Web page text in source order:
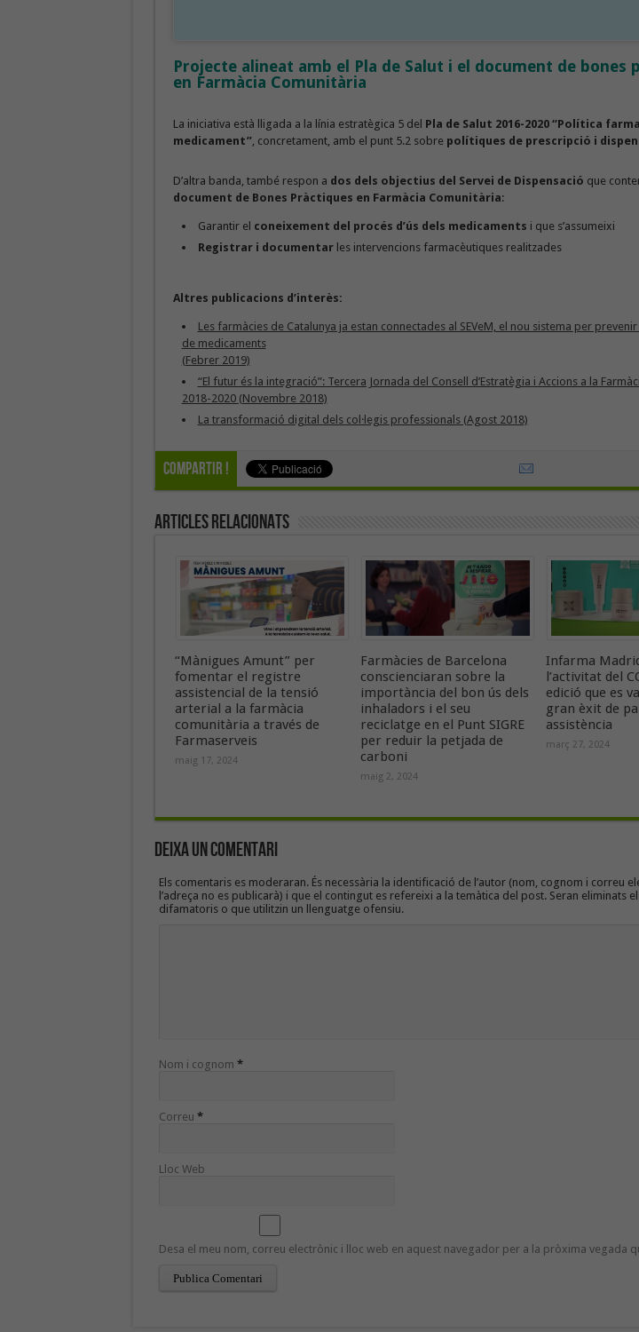
Projecte alineat amb el Pla de Salut i el document de bones
en Farmàcia Comunitària
La iniciativa està lligada a la línia estratègica 5 del Pla de Salut 2016-2020 “Política
medicament”, concretament, amb el punt 5.2 sobre polítiques de prescripció i
D’altra banda, també respon a dos dels objectius del Servei de Dispensació que
document de Bones Pràctiques en Farmàcia Comunitària:
Garantir el coneixement del procés d’ús dels medicaments i que s’assumeixi
Registrar i documentarles intervencions farmacèutiques realitzades
Altres publicacions d’interès:
Les farmàcies de Catalunya ja estan connectades al SEVeM, el nou sistema per
de medicaments
(Febrer 2019)
“El futur és la integració”: Tercera Jornada del Consell d’Estratègia i Accions a la
2018-2020 (Novembre 2018)
La transformació digital dels col·legis professionals (Agost 2018)
Compartir !
Articles Relacionats
“Mànigues Amunt” per
fomentar el registre
assistencial de la tensió
arterial a la farmàcia
comunitària a través de
Farmaserveis
maig 17, 2024
Farmàcies de Barcelona
conscienciaran sobre la
importància del bon ús dels
inhaladors i el seu
reciclatge en el Punt SIGRE
per reduir la petjada de
carboni
maig 2, 2024
Infarma
l’activitat del
edició que es
gran èxit de
assistència
març 27, 2024
Deixa un Comentari
Els comentaris es moderaran. És necessària la identificació de l’autor (nom, cognom i correu
l’adreça no es publicarà) i que el contingut es refereixi a la temàtica del post. Seran eliminats
difamatoris o que utilitzin un llenguatge ofensiu.
Nom i cognom *
Correu *
Lloc Web
Desa el meu nom, correu electrònic i lloc web en aquest navegador per a la pròxima vegada